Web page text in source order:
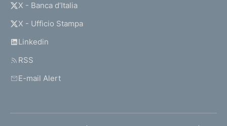
X - Banca d’Italia
X - Ufficio Stampa
Linkedin
RSS
E-mail Alert